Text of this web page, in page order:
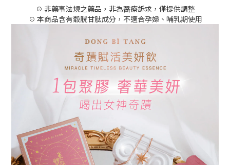
☉ 非藥事法規之藥品，非為醫療訴求，僅提供調整
☉ 本商品含有穀胱甘肽成分，不適合孕婦、哺乳期使用